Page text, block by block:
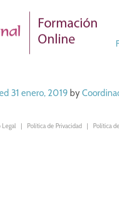
31 enero, 2019 by
Legal Política de Privacidad Política